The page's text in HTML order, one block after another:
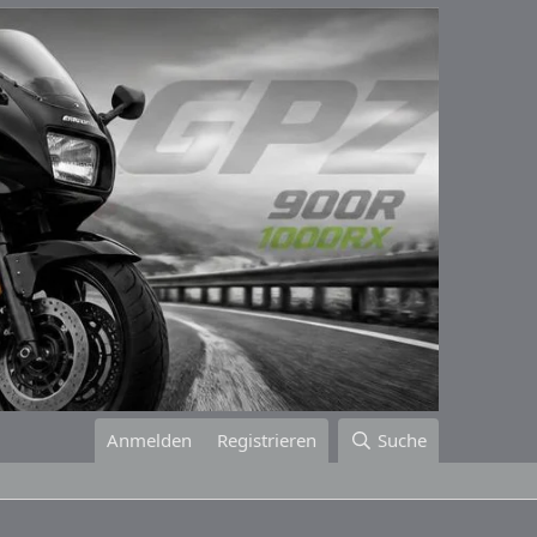
Anmelden Registrieren Suche